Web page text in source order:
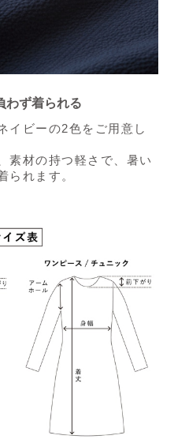
わず着られる
イビーの2色をご用意し
素材の持つ軽さで、暑い
られます。